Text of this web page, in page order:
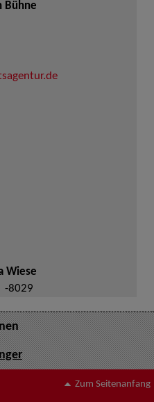
Bühne
Wiese
-8029
Zum Seitenanfang